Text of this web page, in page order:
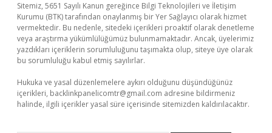
Sitemiz, 5651 Sayılı Kanun gereğince Bilgi Teknolojileri ve İletişim
Kurumu (BTK) tarafından onaylanmış bir Yer Sağlayıcı olarak hizmet
vermektedir. Bu nedenle, sitedeki içerikleri proaktif olarak denetleme
veya araştırma yükümlülüğümüz bulunmamaktadır. Ancak, üyelerimiz
yazdıkları içeriklerin sorumluluğunu taşımakta olup, siteye üye olarak
bu sorumluluğu kabul etmiş sayılırlar.
Hukuka ve yasal düzenlemelere aykırı olduğunu düşündüğünüz
içerikleri, backlinkpanelicomtr@gmail.com adresine bildirmeniz
halinde, ilgili içerikler yasal süre içerisinde sitemizden kaldırılacaktır.